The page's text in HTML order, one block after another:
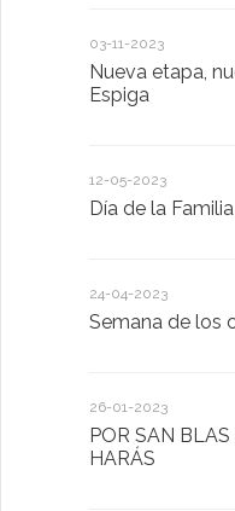
03-11-2023
Nueva etapa,
Espiga
12-05-2023
Día de la Familia
24-04-2023
Semana de los
26-01-2023
POR SAN
HARÁS